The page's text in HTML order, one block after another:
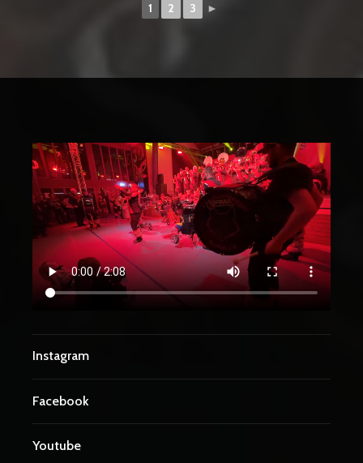
1 2 3 ►
Instagram
Facebook
Youtube